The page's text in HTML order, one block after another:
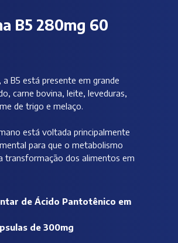
B5 280mg 60
B5 está presente em grande
carne bovina, leite, leveduras,
de trigo e melaço.
está voltada principalmente
para que o metabolismo
transformação dos alimentos em
de Ácido Pantotênico em
de 300mg